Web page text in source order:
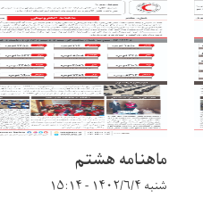
ماهنامه هشتم
شنبه ۱۴۰۲/۶/۴ - ۱۵:۱۴